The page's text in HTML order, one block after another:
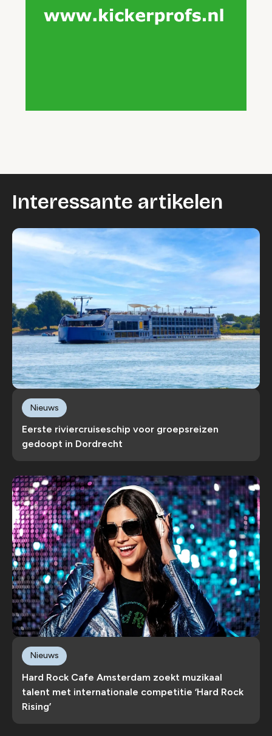
Interessante artikelen
Eerste riviercruiseschip voor groepsreizen
gedoopt in Dordrecht
Nieuws
Hard Rock Cafe Amsterdam zoekt muzikaal
talent met internationale competitie ‘Hard Rock
Rising’
Nieuws